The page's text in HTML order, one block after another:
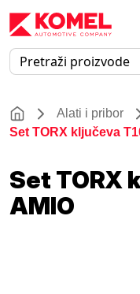
Alati i pribor
Set TORX ključeva
Set TORX
AMIO